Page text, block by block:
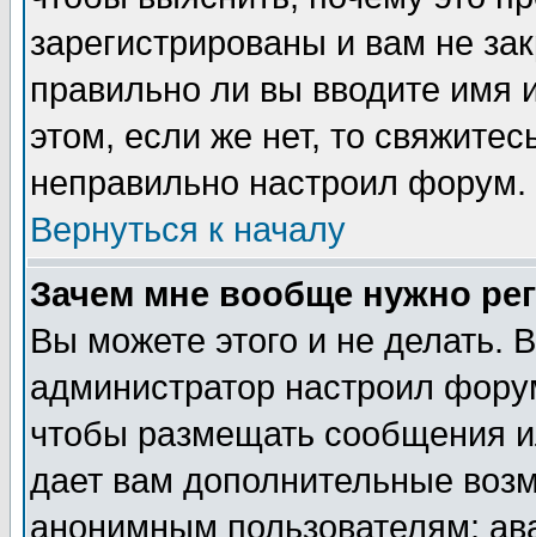
зарегистрированы и вам не
правильно ли вы вводите
этом, если же нет, то
неправильно настроил форум.
Вернуться к началу
Зачем мне вообще нужно
Вы можете этого и не делать.
администратор настроил
чтобы размещать сообщения
дает вам дополнительные
анонимным пользователям: